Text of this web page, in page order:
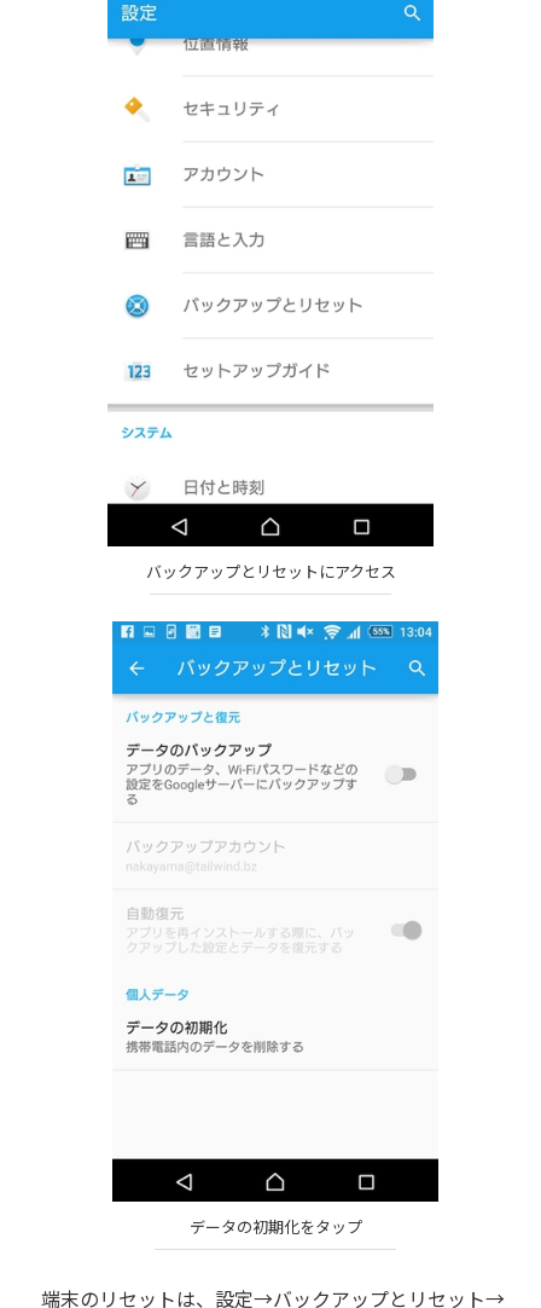
バックアップとリセットにアクセス
データの初期化をタップ
端末のリセットは、設定→バックアップとリセット→